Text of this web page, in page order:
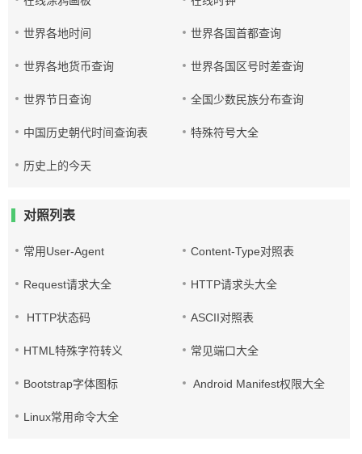
世界各地时间 世界各国首都查询
世界各地货币查询 世界各国区号时差查询
世界节日查询 全国少数民族分布查询
中国历史朝代时间查询表 特殊符号大全
历史上的今天
对照列表
常用User-Agent Content-Type对照表
Request请求大全 HTTP请求头大全
HTTP状态码 ASCII对照表
HTML特殊字符转义 常见端口大全
Bootstrap字体图标 Android Manifest权限大全
Linux常用命令大全